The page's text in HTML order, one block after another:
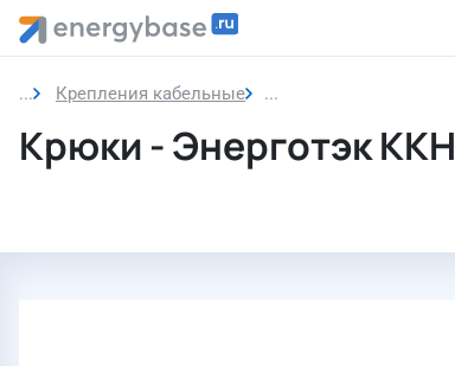
Крепления кабельные Крюки
Крюки - Энерготэк ККН